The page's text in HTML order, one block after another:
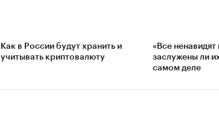
Как в России будут хранить и
учитывать криптовалюту
«Все
заслужены ли
самом деле